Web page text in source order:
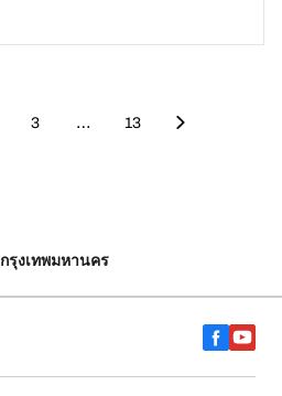
3 … 13
กรุงเทพมหานคร